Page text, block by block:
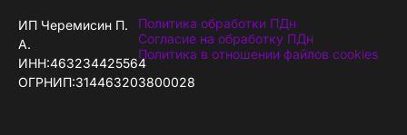
ИП Черемисин П.
А.
ИНН:463234425564
ОГРНИП:314463203800028
Политика обработки ПДн
Согласие на обработку ПДн
Политика в отношении файлов cookies